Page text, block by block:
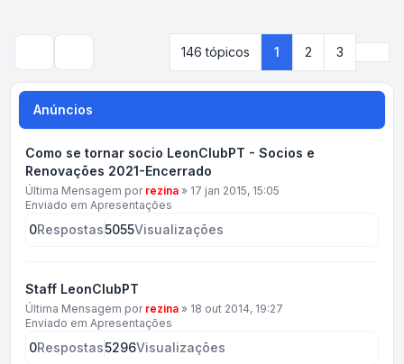
146 tópicos 1 2 3
Anúncios
Como se tornar socio LeonClubPT - Socios e
Renovações 2021-Encerrado
Última Mensagem por rezina » 17 jan 2015, 15:05
Enviado em Apresentações
0Respostas5055Visualizações
Staff LeonClubPT
Última Mensagem por rezina » 18 out 2014, 19:27
Enviado em Apresentações
0Respostas5296Visualizações